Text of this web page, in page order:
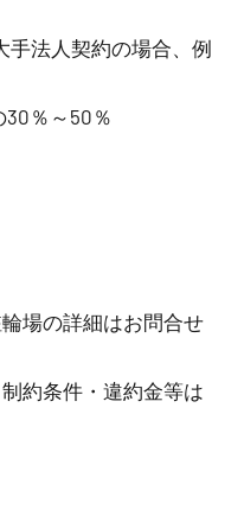
法人契約の場合、例
％～50％
場の詳細はお問合せ
約条件・違約金等は